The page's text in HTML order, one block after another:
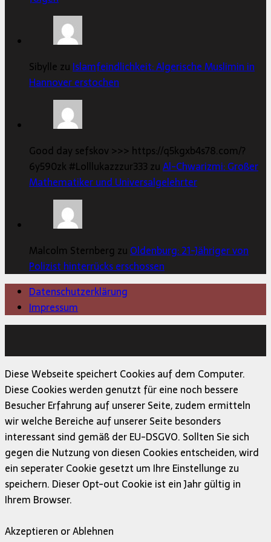
Sibylle zu Islamfeindlichkeit: Algerische Muslimin in
Hannover erstochen
Good day sefskov >>> https://q5kgxb4s78.com/?
6y590zk #Lolllukazzzur333 zuAl-Chwarizmi: Großer
Mathematiker und Universalgelehrter
Malcolm Sternberg zu Oldenburg: 21-Jähriger von
Polizist hinterrücks erschossen
Datenschutzerklärung
Impressum
Diese Webseite speichert Cookies auf dem Computer.
Diese Cookies werden genutzt für eine noch bessere
Besucher Erfahrung auf unserer Seite, zudem ermitteln
wir welche Bereiche auf unserer Seite besonders
interessant sind gemäß der EU-DSGVO. Sollten Sie sich
gegen die Nutzung von diesen Cookies entscheiden, wird
ein seperater Cookie gesetzt um Ihre Einstellunge zu
speichern. Dieser Opt-out Cookie ist ein Jahr gültig in
Ihrem Browser.
Akzeptieren or Ablehnen